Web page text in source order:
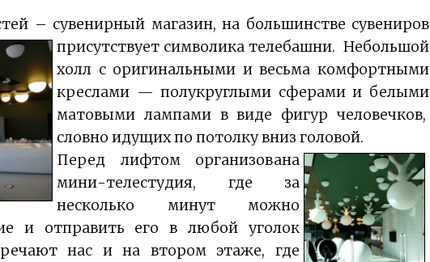
– сувенирный магазин, на большинстве сувениров
присутствует символика телебашни. Небольшой
холл с оригинальными и весьма комфортными
креслами — полукруглыми сферами и белыми
матовыми лампами в виде фигур человечков,
словно идущих по потолку вниз головой.
Перед лифтом организована
мини-телестудия, где за
несколько минут можно
и отправить его в любой уголок
нас и на втором этаже, где